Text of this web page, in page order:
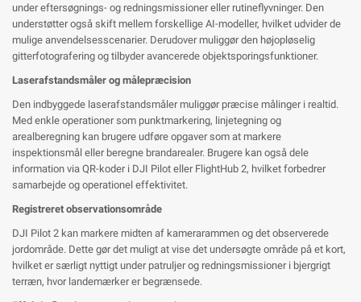
under eftersøgnings- og redningsmissioner eller rutineflyvninger. Den
understøtter også skift mellem forskellige AI-modeller, hvilket udvider de
mulige anvendelsesscenarier. Derudover muliggør den højopløselig
gitterfotografering og tilbyder avancerede objektsporingsfunktioner.
Laserafstandsmåler og målepræcision
Den indbyggede laserafstandsmåler muliggør præcise målinger i realtid.
Med enkle operationer som punktmarkering, linjetegning og
arealberegning kan brugere udføre opgaver som at markere
inspektionsmål eller beregne brandarealer. Brugere kan også dele
information via QR-koder i DJI Pilot eller FlightHub 2, hvilket forbedrer
samarbejde og operationel effektivitet.
Registreret observationsområde
DJI Pilot 2 kan markere midten af kamerarammen og det observerede
jordområde. Dette gør det muligt at vise det undersøgte område på et kort,
hvilket er særligt nyttigt under patruljer og redningsmissioner i bjergrigt
terræn, hvor landemærker er begrænsede.